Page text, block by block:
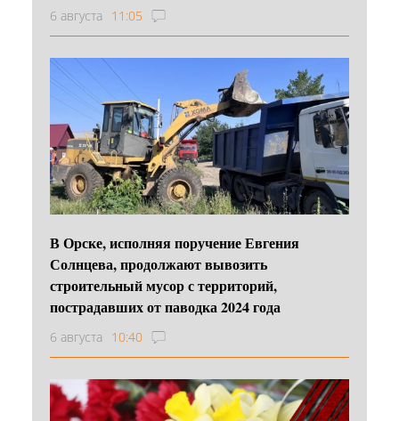
6 августа 11:05
В Орске, исполняя поручение Евгения
Солнцева, продолжают вывозить
строительный мусор с территорий,
пострадавших от паводка 2024 года
6 августа 10:40